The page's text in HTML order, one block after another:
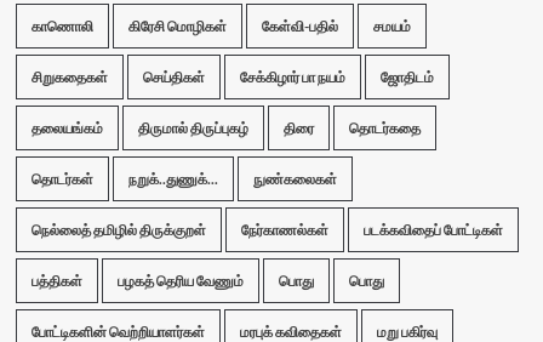
காணொலி கிரேசி மொழிகள் கேள்வி-பதில் சமயம்
சிறுகதைகள் செய்திகள் சேக்கிழார் பா நயம் ஜோதிடம்
தலையங்கம் திருமால் திருப்புகழ் திரை தொடர்கதை
தொடர்கள் நறுக்..துணுக்... நுண்கலைகள்
நெல்லைத் தமிழில் திருக்குறள் நேர்காணல்கள் படக்கவிதைப் போட்டிகள்
பத்திகள் பழகத் தெரிய வேணும் பொது பொது
போட்டிகளின் வெற்றியாளர்கள் மரபுக் கவிதைகள் மறு பகிர்வு